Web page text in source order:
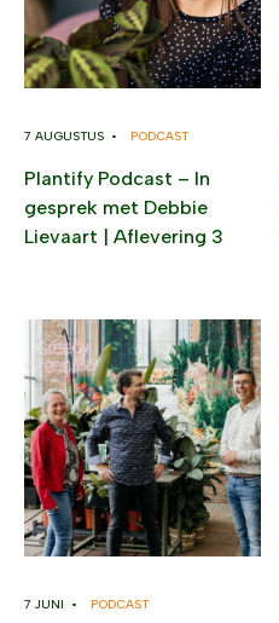
7 AUGUSTUS • PODCAST
Plantify Podcast – In
gesprek met Debbie
Lievaart | Aflevering 3
7 JUNI • PODCAST